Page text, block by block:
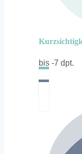
bis -7 dpt.